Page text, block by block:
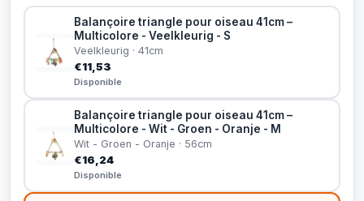
Balançoire triangle pour oiseau 41cm –
Multicolore - Veelkleurig - S
Veelkleurig · 41cm
€11,53
Disponible
Balançoire triangle pour oiseau 41cm –
Multicolore - Wit - Groen - Oranje - M
Wit - Groen - Oranje · 56cm
€16,24
Disponible